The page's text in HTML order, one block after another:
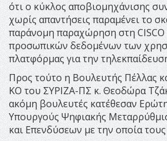
ότι ο κύκλος αποβιομηχάνισης
χωρίς απαντήσεις παραμένει το
παράνομη παραχώρηση στη
προσωπικών δεδομένων των
πλατφόρμας για την
Προς τούτο η Βουλευτής Πέλλας
ΚΟ του ΣΥΡΙΖΑ-ΠΣ κ. Θεοδώρα
ακόμη βουλευτές κατέθεσαν
Υπουργούς Ψηφιακής
και Επενδύσεων με την οποία